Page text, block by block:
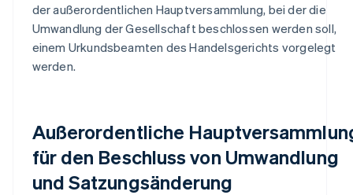
der außerordentlichen Hauptversammlung, bei der die
Umwandlung der Gesellschaft beschlossen werden soll,
einem Urkundsbeamten des Handelsgerichts vorgelegt
werden.
Außerordentliche
für den Beschluss von Umwandlung
und Satzungsänderung